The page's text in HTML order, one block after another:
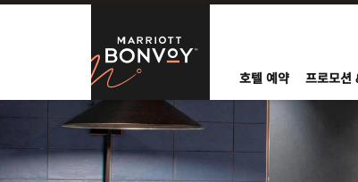
Skip to Content
Marriott
호텔 예약 프로모션